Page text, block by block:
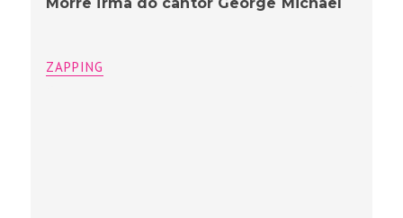
ZAPPING